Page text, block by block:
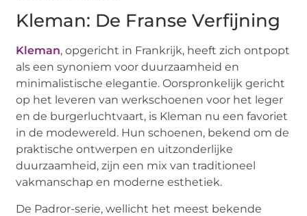
Kleman: De Franse Verfijning
Kleman, opgericht in Frankrijk, heeft zich ontpopt
als een synoniem voor duurzaamheid en
minimalistische elegantie. Oorspronkelijk gericht
op het leveren van werkschoenen voor het leger
en de burgerluchtvaart, is Kleman nu een favoriet
in de modewereld. Hun schoenen, bekend om de
praktische ontwerpen en uitzonderlijke
duurzaamheid, zijn een mix van traditioneel
vakmanschap en moderne esthetiek.
De Padror-serie, wellicht het meest bekende